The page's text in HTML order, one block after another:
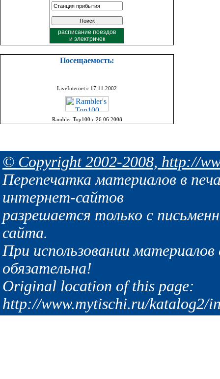
расписание поездов
и электричек
Посещаемость:
LiveInternet с 17.11.2002
Rambler Top100 с 26.06.2008
© Copyright 2002-2008, http://
Перепечатка материалов в
интернет-сайтов
разрешается только с
сайта.
При использовании
обязательна!
Original location of this page:
http://www.mytischi.ru/